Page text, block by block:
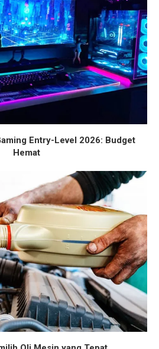
Entry-Level 2026: Budget
Hemat